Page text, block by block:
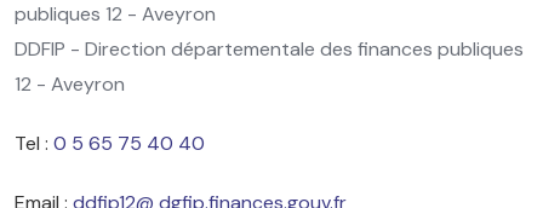
DDFIP - Direction départementale des finances publiques
12 - Aveyron
Tel : 0 5 65 75 40 40